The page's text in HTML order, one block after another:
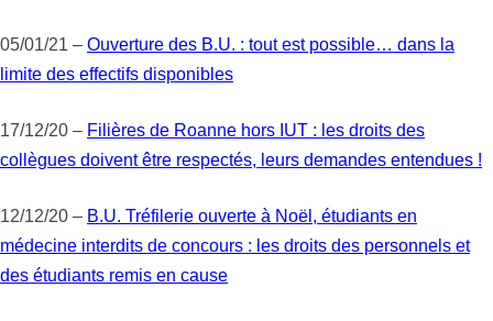
05/01/21 – Ouverture des B.U. : tout est possible… dans la
limite des effectifs disponibles
17/12/20 – Filières de Roanne hors IUT : les droits des
collègues doivent être respectés, leurs demandes entendues !
12/12/20 – B.U. Tréfilerie ouverte à Noël, étudiants en
médecine interdits de concours : les droits des personnels et
des étudiants remis en cause